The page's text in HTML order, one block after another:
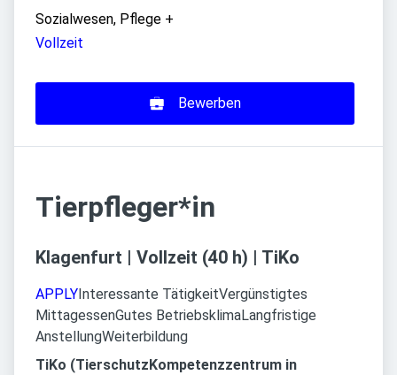
Sozialwesen, Pflege +
Vollzeit
Bewerben
Tierpfleger*in
Klagenfurt | Vollzeit (40 h) | TiKo
APPLY Interessante TätigkeitVergünstigtes
MittagessenGutes BetriebsklimaLangfristige
AnstellungWeiterbildung
TiKo (TierschutzKompetenzzentrum in